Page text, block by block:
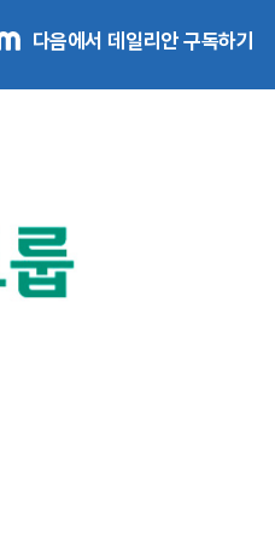
다음에서 데일리안 구독하기